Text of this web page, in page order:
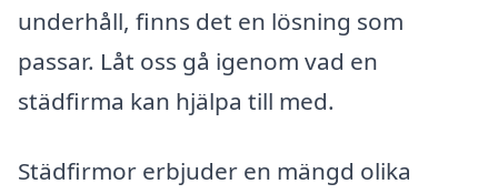
underhåll, finns det en lösning som
passar. Låt oss gå igenom vad en
städfirma kan hjälpa till med.
Städfirmor erbjuder en mängd olika